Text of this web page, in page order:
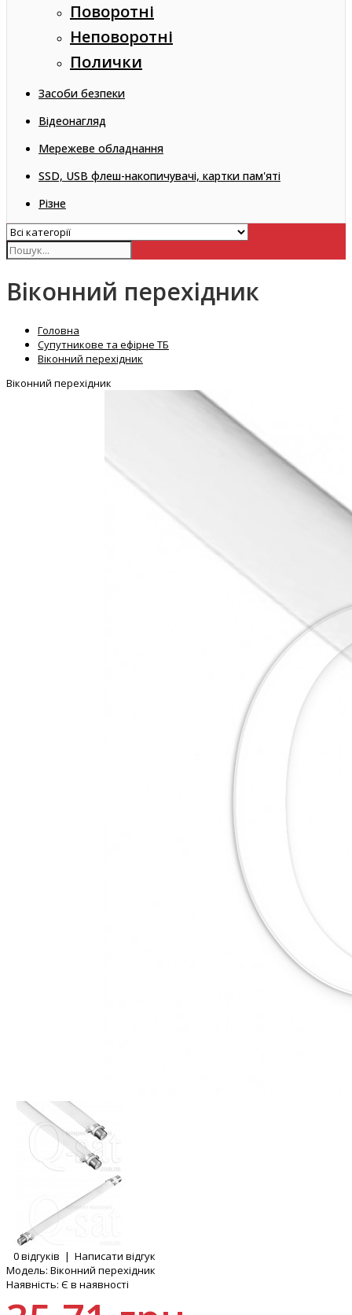
Поворотні
Неповоротні
Полички
Засоби безпеки
Відеонагляд
Мережеве обладнання
SSD, USB флеш-накопичувачі, картки пам'яті
Різне
Віконний перехідник
Головна
Супутникове та ефірне ТБ
Віконний перехідник
Віконний перехідник
0 відгуків | Написати відгук
Модель: Віконний перехідник
Наявність: Є в наявності